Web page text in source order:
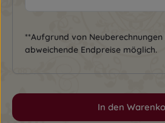
**Aufgrund von
abweichende Endpreise möglich.
In den